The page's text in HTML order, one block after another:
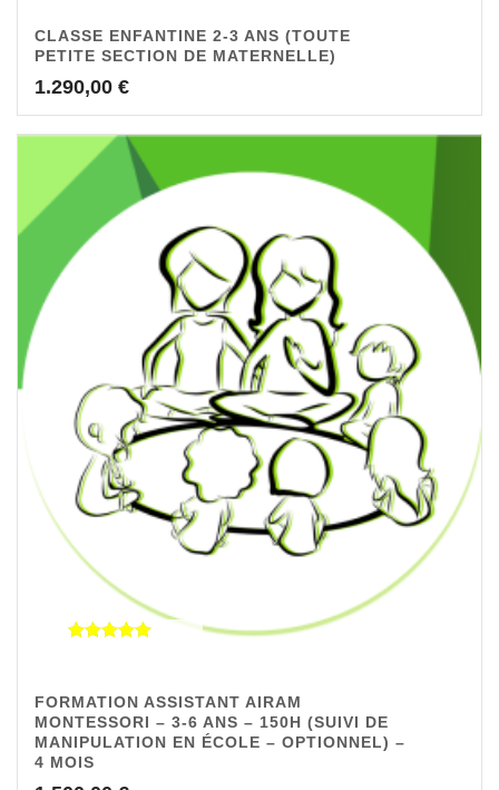
CLASSE ENFANTINE 2-3 ANS (TOUTE
PETITE SECTION DE MATERNELLE)
1.290,00 €
FORMATION ASSISTANT AIRAM
MONTESSORI – 3-6 ANS – 150H (SUIVI DE
MANIPULATION EN ÉCOLE – OPTIONNEL) –
4 MOIS